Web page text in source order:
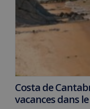
Costa de
vacances dans